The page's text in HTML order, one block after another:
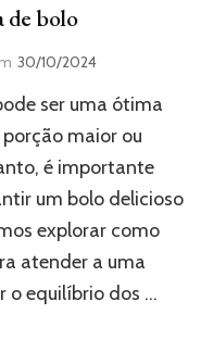
de bolo
30/10/2024
ser uma ótima
maior ou
é importante
um bolo delicioso
explorar como
atender a uma
o equilíbrio dos …